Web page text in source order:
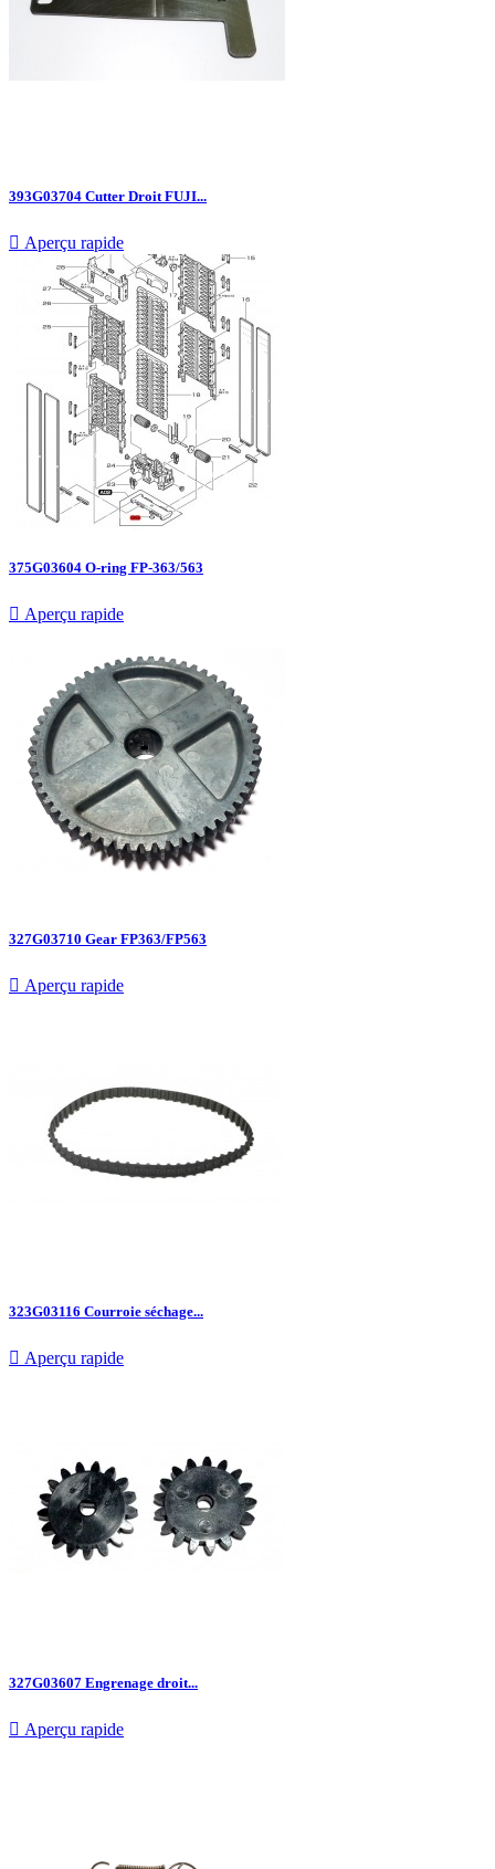
393G03704 Cutter Droit FUJI...
 Aperçu rapide
375G03604 O-ring FP-363/563
 Aperçu rapide
327G03710 Gear FP363/FP563
 Aperçu rapide
323G03116 Courroie séchage...
 Aperçu rapide
327G03607 Engrenage droit...
 Aperçu rapide